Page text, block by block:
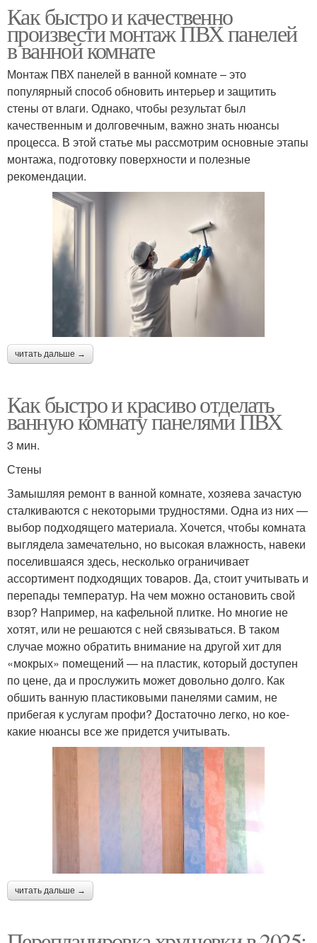
Как быстро и качественно
произвести монтаж ПВХ панелей
в ванной комнате
Монтаж ПВХ панелей в ванной комнате – это
популярный способ обновить интерьер и защитить
стены от влаги. Однако, чтобы результат был
качественным и долговечным, важно знать нюансы
процесса. В этой статье мы рассмотрим основные этапы
монтажа, подготовку поверхности и полезные
рекомендации.
читать дальше →
Как быстро и красиво отделать
ванную комнату панелями ПВХ
3 мин.
Стены
Замышляя ремонт в ванной комнате, хозяева зачастую
сталкиваются с некоторыми трудностями. Одна из них —
выбор подходящего материала. Хочется, чтобы комната
выглядела замечательно, но высокая влажность, навеки
поселившаяся здесь, несколько ограничивает
ассортимент подходящих товаров. Да, стоит учитывать и
перепады температур. На чем можно остановить свой
взор? Например, на кафельной плитке. Но многие не
хотят, или не решаются с ней связываться. В таком
случае можно обратить внимание на другой хит для
«мокрых» помещений — на пластик, который доступен
по цене, да и прослужить может довольно долго. Как
обшить ванную пластиковыми панелями самим, не
прибегая к услугам профи? Достаточно легко, но кое-
какие нюансы все же придется учитывать.
читать дальше →